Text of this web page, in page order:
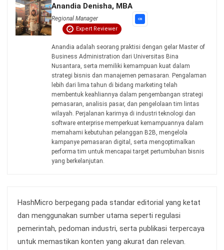
KonsultasiGratis
dan Dapatkan Solusi
yang Tepat
Kontak Sekarang!